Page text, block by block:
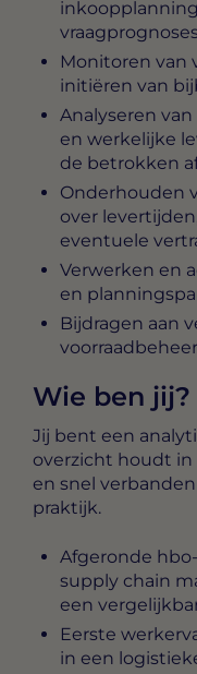
Monitoren van
initiëren van
Analyseren
en werkelijke
de betrokken
Onderhouden
over
eventuele
Verwerken en
en
Bijdragen aan
Wie ben jij?
Jij bent een
overzicht houdt
en snel
praktijk.
Afgeronde
supply chain
een
Eerste
in een